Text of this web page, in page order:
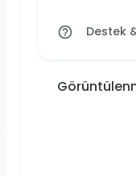
help_outline Destek